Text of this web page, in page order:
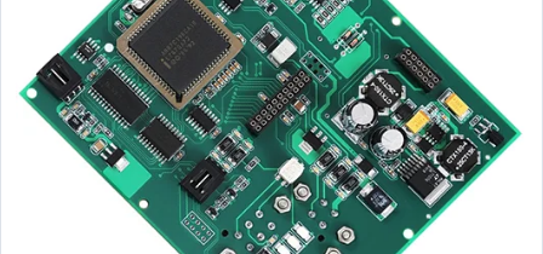
服务：一站式OEM代工服务
电子测试：100%
物流：空运/海运